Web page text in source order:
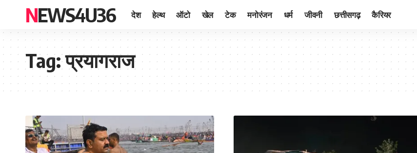
NEWS4U36 देश हेल्थ ऑटो खेल टेक मनोरंजन धर्म जीवनी छत्तीसगढ़ कैरियर
Tag:प्रयागराज